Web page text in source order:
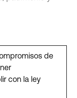
de
con la ley